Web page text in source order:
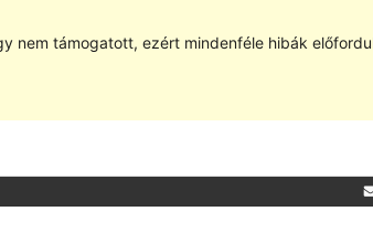
nem támogatott, ezért mindenféle hibák